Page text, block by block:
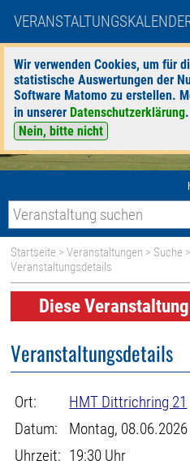
Wir verwenden Cookies, um für
statistische Auswertungen der
Software Matomo zu erstellen.
in unserer Datenschutzerklärung
Nein, bitte nicht
Startseite >Veranstaltungen > Suche >
Veranstaltungsdetails
Diese
Veranstaltungsdetails
Ort: HMT Dittrichring 21
Datum:
Montag, 08.06.2026
Uhrzeit: 19:30 Uhr